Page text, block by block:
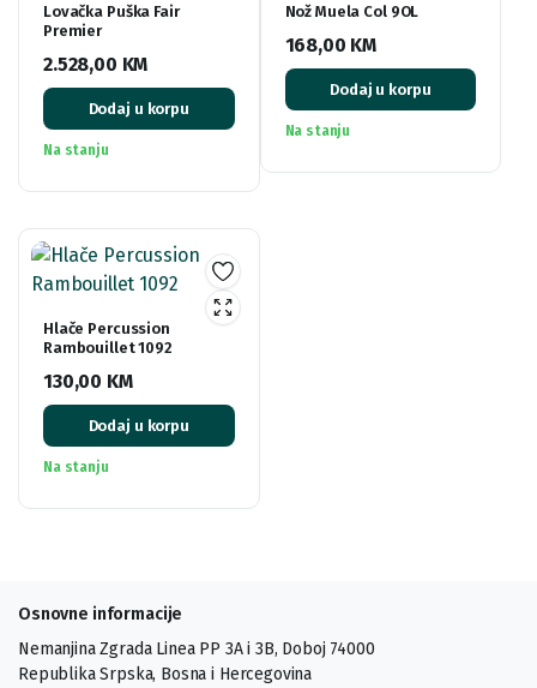
Lovačka Puška Fair
Premier
2.528,00 KM
Dodaj u korpu
Na stanju
Nož Muela Col 9OL
168,00 KM
Dodaj u korpu
Na stanju
Hlače Percussion
Rambouillet 1092
130,00 KM
Dodaj u korpu
Na stanju
Osnovne informacije
Nemanjina Zgrada Linea PP 3A i 3B, Doboj 74000
Republika Srpska, Bosna i Hercegovina